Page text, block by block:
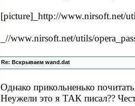
[picture]_http://www.nirsoft.net/
_//www.nirsoft.net/utils/
Re: Вскрываем wand.dat
Однако прикольненько
Неужели это я ТАК писал??